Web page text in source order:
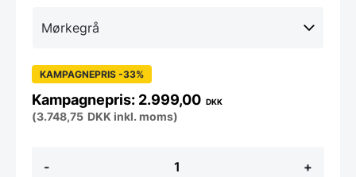
-
loungestol
+
KAMPAGNEPRIS -33%
2.999,00 DKK
(3.748,75 DKK inkl. moms)